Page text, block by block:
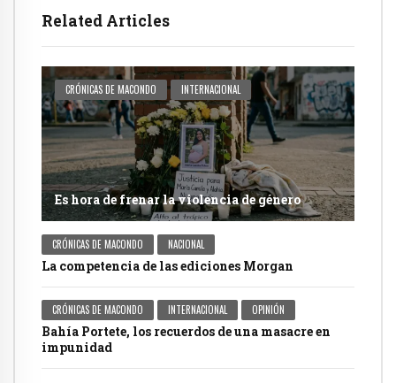
Related Articles
CRÓNICAS DE MACONDO INTERNACIONAL
Es hora de frenar la violencia de género
CRÓNICAS DE MACONDO NACIONAL
La competencia de las ediciones Morgan
CRÓNICAS DE MACONDO INTERNACIONAL OPINIÓN
Bahía Portete, los recuerdos de una masacre en
impunidad